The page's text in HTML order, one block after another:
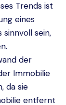
Trends ist
eines
sein,
der
Immobilie
da sie
entfernt